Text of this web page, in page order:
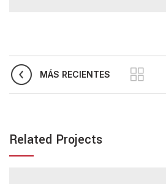
MÁS RECIENTES
Related Projects